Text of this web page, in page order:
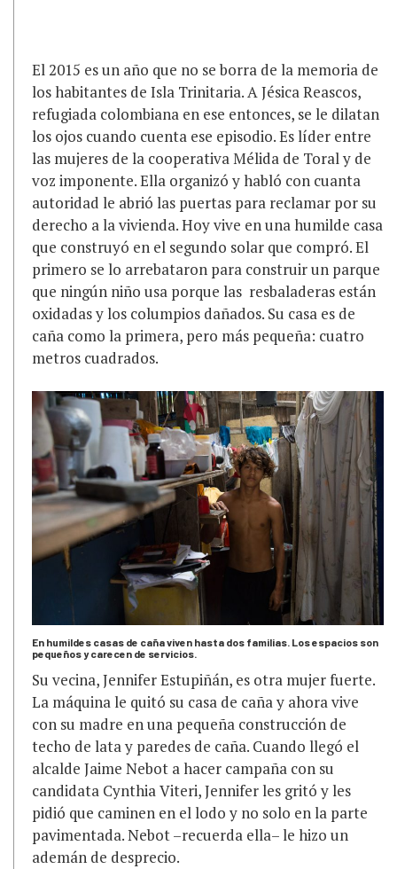
El 2015 es un año que no se borra de la memoria de
los habitantes de Isla Trinitaria. A Jésica Reascos,
refugiada colombiana en ese entonces, se le dilatan
los ojos cuando cuenta ese episodio. Es líder entre
las mujeres de la cooperativa Mélida de Toral y de
voz imponente. Ella organizó y habló con cuanta
autoridad le abrió las puertas para reclamar por su
derecho a la vivienda. Hoy vive en una humilde casa
que construyó en el segundo solar que compró. El
primero se lo arrebataron para construir un parque
que ningún niño usa porque las resbaladeras están
oxidadas y los columpios dañados. Su casa es de
caña como la primera, pero más pequeña: cuatro
metros cuadrados.
En humildes casas de caña viven hasta dos familias. Los espacios son
pequeños y carecen de servicios.
Su vecina, Jennifer Estupiñán, es otra mujer fuerte.
La máquina le quitó su casa de caña y ahora vive
con su madre en una pequeña construcción de
techo de lata y paredes de caña. Cuando llegó el
alcalde Jaime Nebot a hacer campaña con su
candidata Cynthia Viteri, Jennifer les gritó y les
pidió que caminen en el lodo y no solo en la parte
pavimentada. Nebot –recuerda ella– le hizo un
ademán de desprecio.